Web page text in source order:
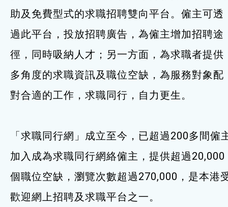
特別服務項目
最新消息
服務單位及聯絡
助及免費型式的求職招聘雙向平台。僱主可透
過此平台，投放招聘廣告，為僱主增加招聘途
徑，同時吸納人才；另一方面，為求職者提供
多角度的求職資訊及職位空缺，為服務對象配
對合適的工作，求職同行，自力更生。
「求職同行網」成立至今，已超過200多間僱
加入成為求職同行網絡僱主，提供超過20,000
個職位空缺，瀏覽次數超過270,000，是本港
歡迎網上招聘及求職平台之一。